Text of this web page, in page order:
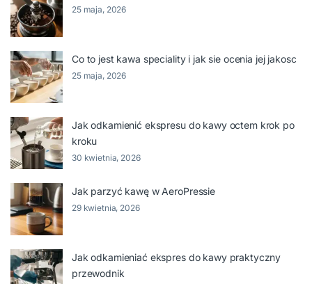
25 maja, 2026
Co to jest kawa speciality i jak sie ocenia jej jakosc
25 maja, 2026
Jak odkamienić ekspresu do kawy octem krok po
kroku
30 kwietnia, 2026
Jak parzyć kawę w AeroPressie
29 kwietnia, 2026
Jak odkamieniać ekspres do kawy praktyczny
przewodnik